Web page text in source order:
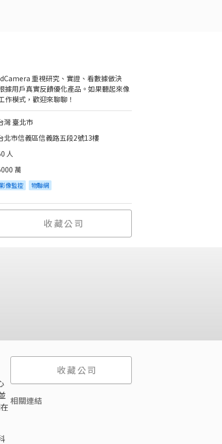
重視研究、實證、看數據做決
據用戶真實反饋優化產品。如果聽起來像
作模式，歡迎來聊聊！
灣 臺北市
北市信義區信義路五段2號13樓
人
萬
影像監控 物聯網
收藏公司
收藏公司
相關連結